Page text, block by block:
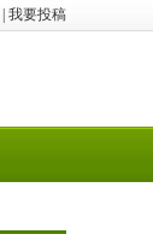
我要投稿